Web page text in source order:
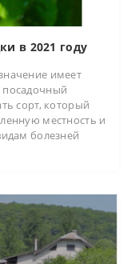
в 2021 году
имеет
сорт, который
местность и
болезней